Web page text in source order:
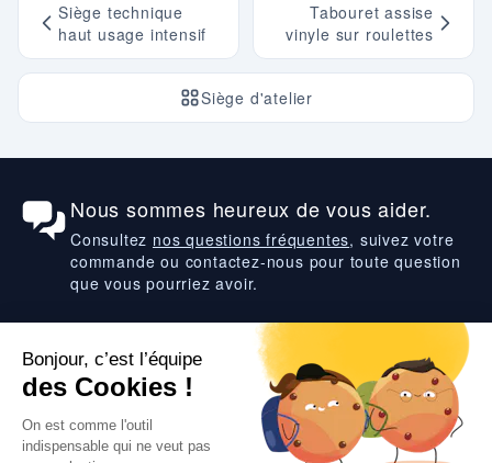
Siège technique
haut usage intensif
Siège d'atelier
Tabouret assise
vinyle sur roulettes
Nous sommes heureux de vous aider.
Consultez nos questions fréquentes, suivez votre
commande ou contactez-nous pour toute question
que vous pourriez avoir.
Suivez-nous